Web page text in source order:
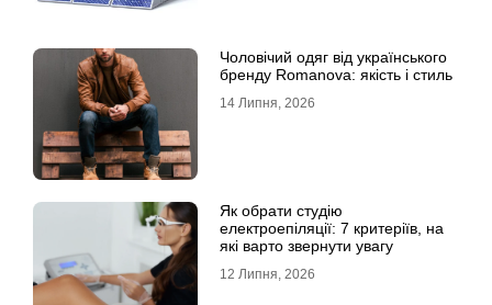
Чоловічий одяг від українського
бренду Romanova: якість і стиль
14 Липня, 2026
Як обрати студію
електроепіляції: 7 критеріїв, на
які варто звернути увагу
12 Липня, 2026